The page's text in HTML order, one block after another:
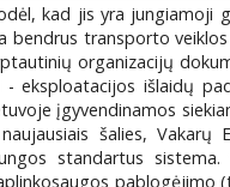
kad jis yra
transporto
organizacijų
eksploatacijos išlaidų
įgyvendinamos
šalies, Vakarų
standartus
pablogėjimo